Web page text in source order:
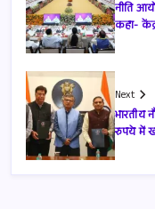
नीति
कहा-
Next
भारतीय
रुपये में